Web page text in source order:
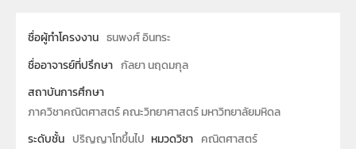
ชื่อผู้ทำโครงงาน ธนพงศ์ อินทระ
ชื่ออาจารย์ที่ปรึกษา กัลยา นฤดมกุล
สถาบันการศึกษา
ภาควิชาคณิตศาสตร์ คณะวิทยาศาสตร์ มหาวิทยาลัยมหิดล
ระดับชั้น ปริญญาโทขึ้นไป หมวดวิชา คณิตศาสตร์